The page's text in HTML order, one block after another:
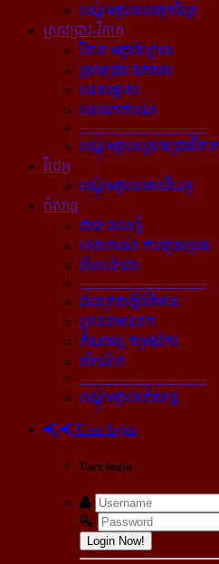
បណ្ដុំអត្ថបទបច្ចេកវិទ្យា
ស្រាវជ្រាវ-វិភាគ
វិភាគ អត្ថាធិប្បាយ
ស្រាវជ្រាវ ឯកសារ
បទសម្ភាស
បទយកការណ៍
----------------------------
បណ្ដុំអត្ថបទស្រាវជ្រាវវិភាគ
វីដេអូ
បណ្ដុំអត្ថបទមានវីដេអូ
កំសាន្ដ
តារា ជនល្បី
ទេសចរណ៍ ការផ្សងព្រេង
ពីនេះពីនោះ
----------------------------
ជ័យគ្រតធ្វើព័ត៌មាន
ប្រលោមលោក
កំណាព្យ កម្រងកែវ
សំណើច
----------------------------
បណ្ដុំអត្ថបទកំសាន្ដ
User login
User login
Login Now!